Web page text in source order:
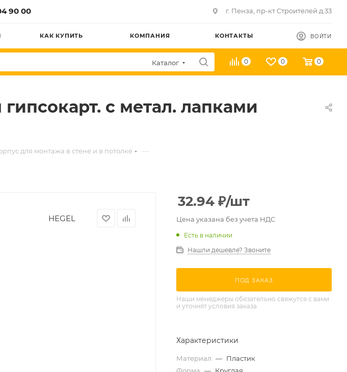
90 00 г. Пенза, пр-кт Строителей д.33
КАК КУПИТЬ КОМПАНИЯ КОНТАКТЫ ВОЙТИ
Каталог 0 0 0
с метал. лапками
для монтажа в стене и в потолке —
HEGEL
32.94 ₽/шт
Цена указана без учета НДС
Есть в наличии
Нашли дешевле? Звоните
ПОД ЗАКАЗ
Наши менеджеры обязательно свяжутся с вами
и уточнят условия заказа
Характеристики
Материал — Пластик
Форма — Круглая